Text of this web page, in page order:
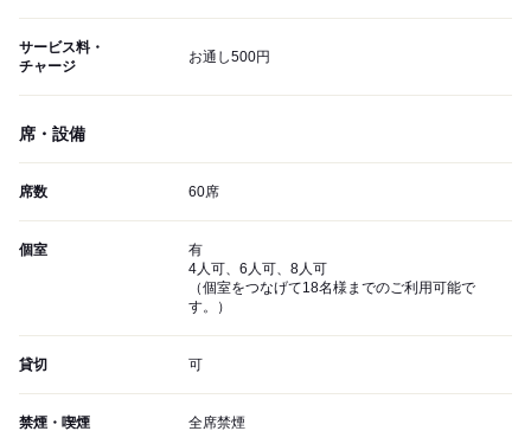
サービス料・
チャージ
お通し500円
席・設備
席数 60席
個室
有
4人可、6人可、8人可
（個室をつなげて18名様までのご利用可能で
す。）
貸切 可
禁煙・喫煙 全席禁煙